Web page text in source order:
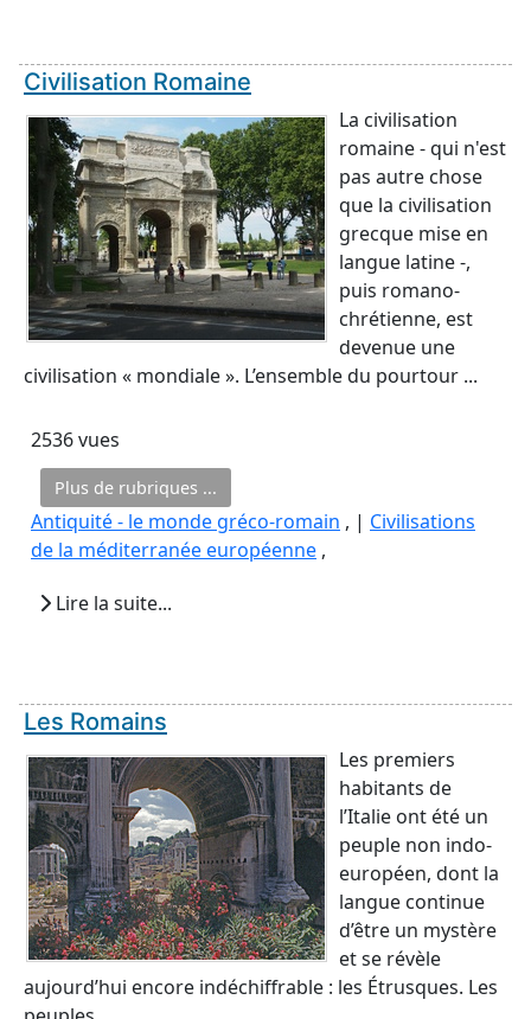
Civilisation Romaine
La civilisation
romaine - qui n'est
pas autre chose
que la civilisation
grecque mise en
langue latine -,
puis romano-
chrétienne, est
devenue une
civilisation « mondiale ». L’ensemble du pourtour ...
2536 vues
Plus de rubriques ...
Antiquité - le monde gréco-romain , | Civilisations
de la méditerranée européenne ,
Lire la suite...
Les Romains
Les premiers
habitants de
l’Italie ont été un
peuple non indo-
européen, dont la
langue continue
d’être un mystère
et se révèle
aujourd’hui encore indéchiffrable : les Étrusques. Les